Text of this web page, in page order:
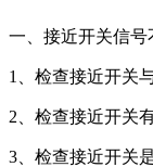
一、接近开关信号
1、检查接近开关
2、检查接近开关
3、检查接近开关